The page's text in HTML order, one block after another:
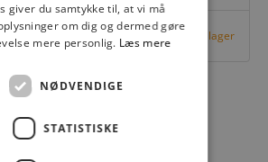
Få på lager
giver du samtykke til, at vi må
om dig og dermed gøre
mere personlig. Læs mere
NØDVENDIGE
STATISTISKE